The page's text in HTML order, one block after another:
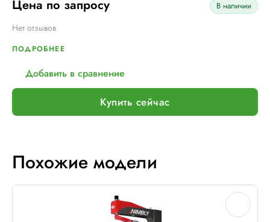
Цена по запросу
В наличии
Нет отзывов
ПОДРОБНЕЕ
Добавить в сравнение
Купить сейчас
Похожие модели